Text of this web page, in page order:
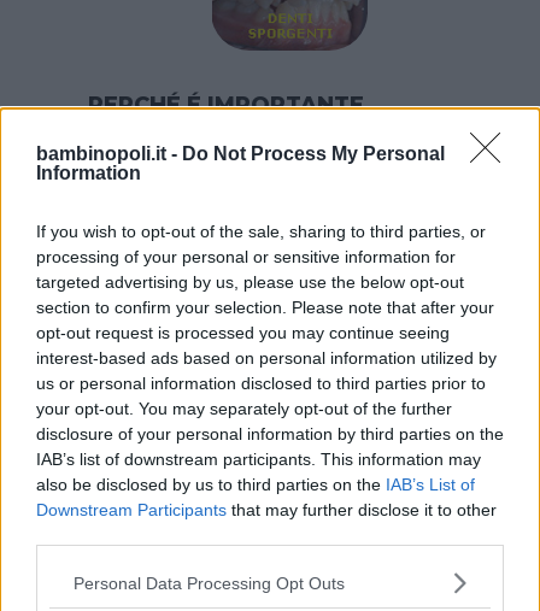
bambinopoli.it - Do Not Process My Personal
Information
If you wish to opt-out of the sale, sharing to third parties, or
processing of your personal or sensitive information for
targeted advertising by us, please use the below opt-out
section to confirm your selection. Please note that after your
opt-out request is processed you may continue seeing
interest-based ads based on personal information utilized by
us or personal information disclosed to third parties prior to
your opt-out. You may separately opt-out of the further
disclosure of your personal information by third parties on the
IAB’s list of downstream participants. This information may
also be disclosed by us to third parties on the IAB’s List of
Downstream Participants that may further disclose it to other
Please note that this website/app uses one or more Google
Personal Data Processing Opt Outs
PERCHÉ É IMPORTANTE
I benefici principali di un
solo il miglioramento dell’estetica
facciale, del sorriso, della
funzionalità dell’occlusione. Denti
posizionati in maniera scorretta,
infatti, possono trattenere particelle
di cibo provocando decalcificazione
dei denti e problemi alle gengive.
Inoltre, si possono avere come
conseguenze anche problemi alla
masticazione e di digestione,
negativi per tutta la salute.
LA PRIMA VISITA